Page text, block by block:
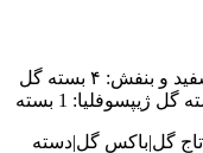
گل السترومریا: ۲ بسته گل لوسین توس سفید و بنفش: ۴ بسته گل
تاج گل|باکس گل|دسته